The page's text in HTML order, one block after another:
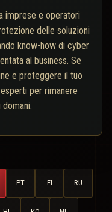
imprese e operatori
delle soluzioni
know-how di cyber
al business. Se
e proteggere il tuo
per rimanere
PT FI RU